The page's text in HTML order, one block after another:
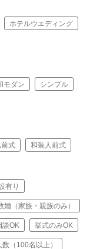
ホテルウエディング
モダン シンプル
式 和装人前式
有り
婚（家族・親族のみ）
談OK 挙式のみOK
数（100名以上）